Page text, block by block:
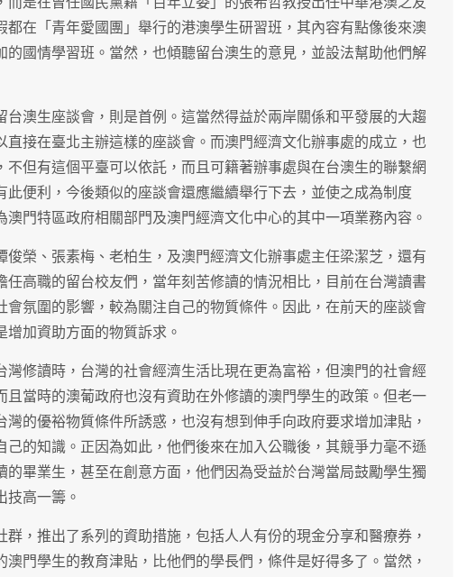
都在「青年愛國團」舉行的港澳學生研習班，其內容有點像後來澳
的國情學習班。當然，也傾聽留台澳生的意見，並設法幫助他們解
台澳生座談會，則是首例。這當然得益於兩岸關係和平發展的大趨
直接在臺北主辦這樣的座談會。而澳門經濟文化辦事處的成立，也
不但有這個平臺可以依託，而且可籍著辦事處與在台澳生的聯繫網
此便利，今後類似的座談會還應繼續舉行下去，並使之成為制度
門特區政府相關部門及澳門經濟文化中心的其中一項業務內容。
俊榮、張素梅、老柏生，及澳門經濟文化辦事處主任梁潔芝，還有
任高職的留台校友們，當年刻苦修讀的情況相比，目前在台灣讀書
會氛圍的影響，較為關注自己的物質條件。因此，在前天的座談會
加資助方面的物質訴求。
灣修讀時，台灣的社會經濟生活比現在更為富裕，但澳門的社會經
且當時的澳葡政府也沒有資助在外修讀的澳門學生的政策。但老一
灣的優裕物質條件所誘惑，也沒有想到伸手向政府要求增加津貼，
己的知識。正因為如此，他們後來在加入公職後，其競爭力毫不遜
的畢業生，甚至在創意方面，他們因為受益於台灣當局鼓勵學生獨
技高一籌。
，推出了系列的資助措施，包括人人有份的現金分享和醫療券，
門學生的教育津貼，比他們的學長們，條件是好得多了。當然，